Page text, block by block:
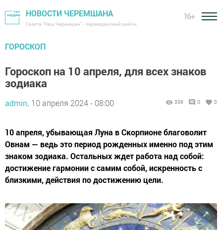
НОВОСТИ ЧЕРЕМШАНА
Газета "Наш Черемшан" - Черемшанский район
16+
ГОРОСКОП
Гороскоп на 10 апреля, для всех знаков
зодиака
admin, 10 апреля 2024 - 08:00 339 0 0
10 апреля, убывающая Луна в Скорпионе благоволит
Овнам — ведь это период рожденных именно под этим
знаком зодиака. Остальных ждет работа над собой:
достижение гармонии с самим собой, искренность с
близкими, действия по достижению цели.